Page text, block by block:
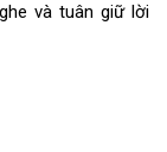
và tuân giữ lời